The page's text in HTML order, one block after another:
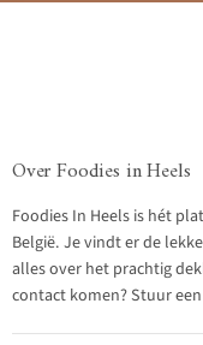
Over Foodies in Heels
Foodies In Heels is hét
België. Je vindt er de
alles over het prachtig
contact komen? Stuur